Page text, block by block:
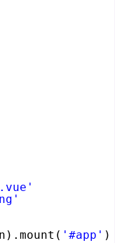
'#app' )